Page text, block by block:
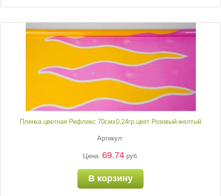
Пленка цветная Рефлекс 70смх0,24гр,цвет Розовый-желтый
Артикул:
Цена: 69.74руб.
В корзину